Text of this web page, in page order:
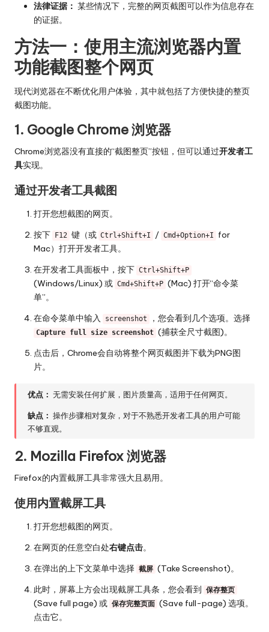
法律证据： 某些情况下，完整的网页截图可以作为信息存在
的证据。
方法一：使用主流浏览器内置
功能截图整个网页
现代浏览器在不断优化用户体验，其中就包括了方便快捷的整页
截图功能。
1. Google Chrome 浏览器
Chrome浏览器没有直接的“截图整页”按钮，但可以通过开发者工
具实现。
通过开发者工具截图
打开您想截图的网页。
按下
F12 键（或 Ctrl+Shift+I / Cmd+Option+I
for
Mac）打开开发者工具。
在开发者工具面板中，按下 Ctrl+Shift+P
(Windows/Linux) 或 Cmd+Shift+P (Mac) 打开“命令菜
单”。
在命令菜单中输入
screenshot ，您会看到几个选项。选择
Capture full size screenshot (捕获全尺寸截图)。
点击后，Chrome会自动将整个网页截图并下载为PNG图
片。
优点： 无需安装任何扩展，图片质量高，适用于任何网页。
缺点： 操作步骤相对复杂，对于不熟悉开发者工具的用户可能
不够直观。
2. Mozilla Firefox 浏览器
Firefox的内置截屏工具非常强大且易用。
使用内置截屏工具
打开您想截图的网页。
在网页的任意空白处右键点击。
在弹出的上下文菜单中选择 截屏 (Take Screenshot)。
此时，屏幕上方会出现截屏工具条，您会看到 保存整页
(Save full page) 或 保存完整页面 (Save full-page) 选项。
点击它。